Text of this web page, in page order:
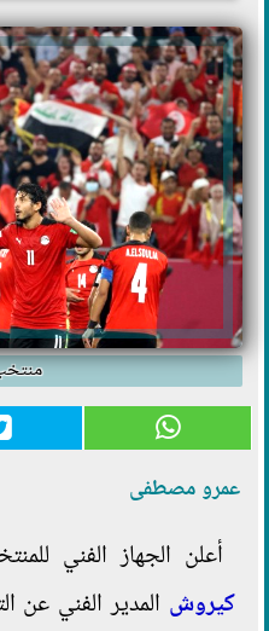
عمرو مصطفى
أعلن الجهاز الفني
كيروش المدير الفني عن